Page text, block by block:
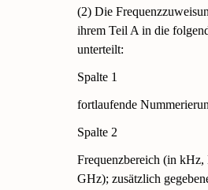
(2) Die
ihrem Teil A in die
unterteilt:
Spalte 1
fortlaufende
Spalte 2
Frequenzbereich (in
GHz); zusätzlich